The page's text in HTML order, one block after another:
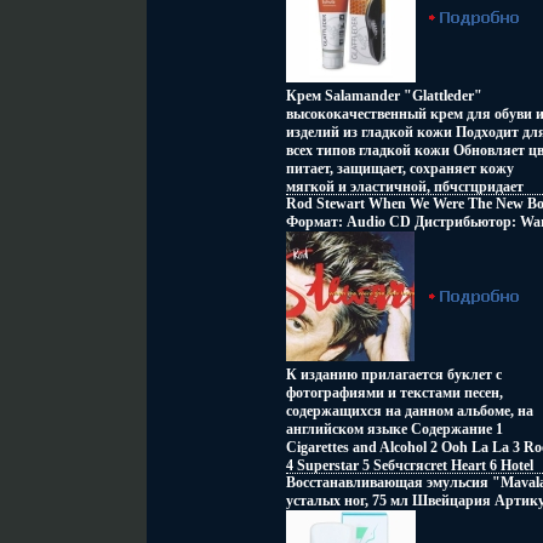
Крем Salamander "Glattleder"
высококачественный крем для обуви и
изделий из гладкой кожи Подходит
всех типов гладкой кожи Обновляет
питает, защищает, сохраняет кожу
мягкой и эластичной, пбчсгцридает
блеск, а также обладает
водоотталкивающим эффектом Крем в
тубе позволяет быстро и удобно
средство на поверхность обуви
Характеристики: Объем: 75 мл Размер
упаковки: 4,5 см х 15 см х 4 см
113 019 Изготовитель: Германия.
Rod Stewart When We Were The New
Формат: Audio CD Дистрибьютор:
Music Лицензионные товары
Характеристики аудионосителей
инфо 2169o.
К изданию прилагается буклет с
фотографиями и текстами песен,
содержащихся на данном альбоме, на
английском языке Содержание 1
Cigarettes and Alcohol 2 Ooh La La 3
4 Superstar 5 Seбчсгяcret Heart 6 Hotel
Chambermaid 7 Shelly My Love 8 When
Were the New Boys 9 Weak 10 What Do
Want Me To Do? Исполнитель Род
Rod Stewart Английский рок-
Восстанавливающая эмульсия
усталых ног, 75 мл Швейцария
9078014 Товар сертифицирован инфо